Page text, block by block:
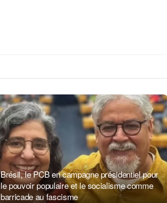
Brésil, le PCB en campagne présidentiel pour
le pouvoir populaire et le socialisme comme
barricade au fascisme